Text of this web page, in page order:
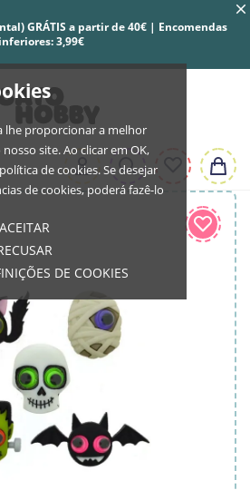
lhe proporcionar a melhor
site. Ao clicar em OK,
de cookies. Se desejar
de cookies, poderá fazê-lo
ACEITAR
DE COOKIES
GRÁTIS a partir de 40€ | Encomendas
inferiores: 3,99€